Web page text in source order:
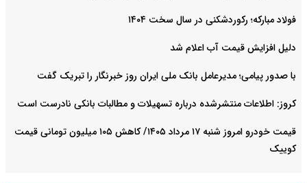
فولاد مبارکه؛ رکوردشکنی در سال سخت ۱۴۰۴
دلیل افزایش قیمت آب اعلام شد
با صدور پیامی؛ مدیرعامل بانک ملی ایران روز خبرنگار را تبریک گفت
کروز: اطلاعات منتشرشده درباره تسهیلات و مطالبات بانکی نادرست است
قیمت خودرو امروز شنبه ۱۷ مرداد ۱۴۰۵/ کاهش ۱۰۵ میلیون تومانی قیمت
کوییک